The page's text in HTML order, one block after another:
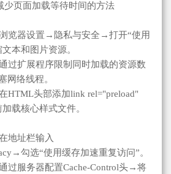
少页面加载等待时间的方法
览器设置→隐私与安全→打开“使用
本和图片资源。
过扩展程序限制同时加载的资源数
网络线程。
HTML头部添加link rel="preload"
载核心样式文件。
地址栏输入
勾选“使用缓存加速重复访问”。
过服务器配置Cache-Control头→将